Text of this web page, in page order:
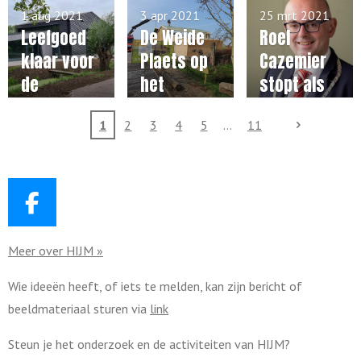
steenplaat
s in
Ouderkerk
jaar 100
door
menselijk
handelen
overleden
Leefgoed
klaar voor
de
toekomst
1 aug 2021
De Weide
Plaets op
het
vordert
3 apr 2021
Roel
Cazemier
stopt als
ster en
25 mrt 2021
1 2 3 4 5 11
F
a
c
e
b
o
Meer over HIJM »
Wie ideeën heeft, of iets te melden, kan zijn bericht of
beeldmateriaal sturen via link
Steun je het onderzoek en de activiteiten van HIJM?